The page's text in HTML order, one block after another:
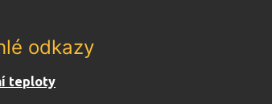
odkazy
teploty